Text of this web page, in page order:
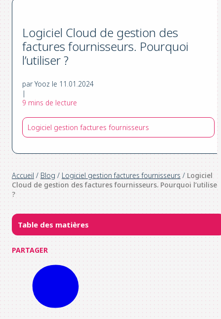
Logiciel Cloud de gestion des
factures fournisseurs. Pourquoi
l’utiliser ?
par Yooz le 11.01.2024
|
9 mins de lecture
Logiciel gestion factures fournisseurs
Accueil / Blog / Logiciel gestion factures fournisseurs / Logiciel
Cloud de gestion des factures fournisseurs. Pourquoi l’utiliser
?
Table des matières
PARTAGER